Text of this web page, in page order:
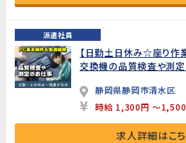
派遣社員
【日勤土日休み☆座り作
交換機の品質検査や測
静岡県静岡市清水区
時給 1,300円 ～
求人詳細はこ